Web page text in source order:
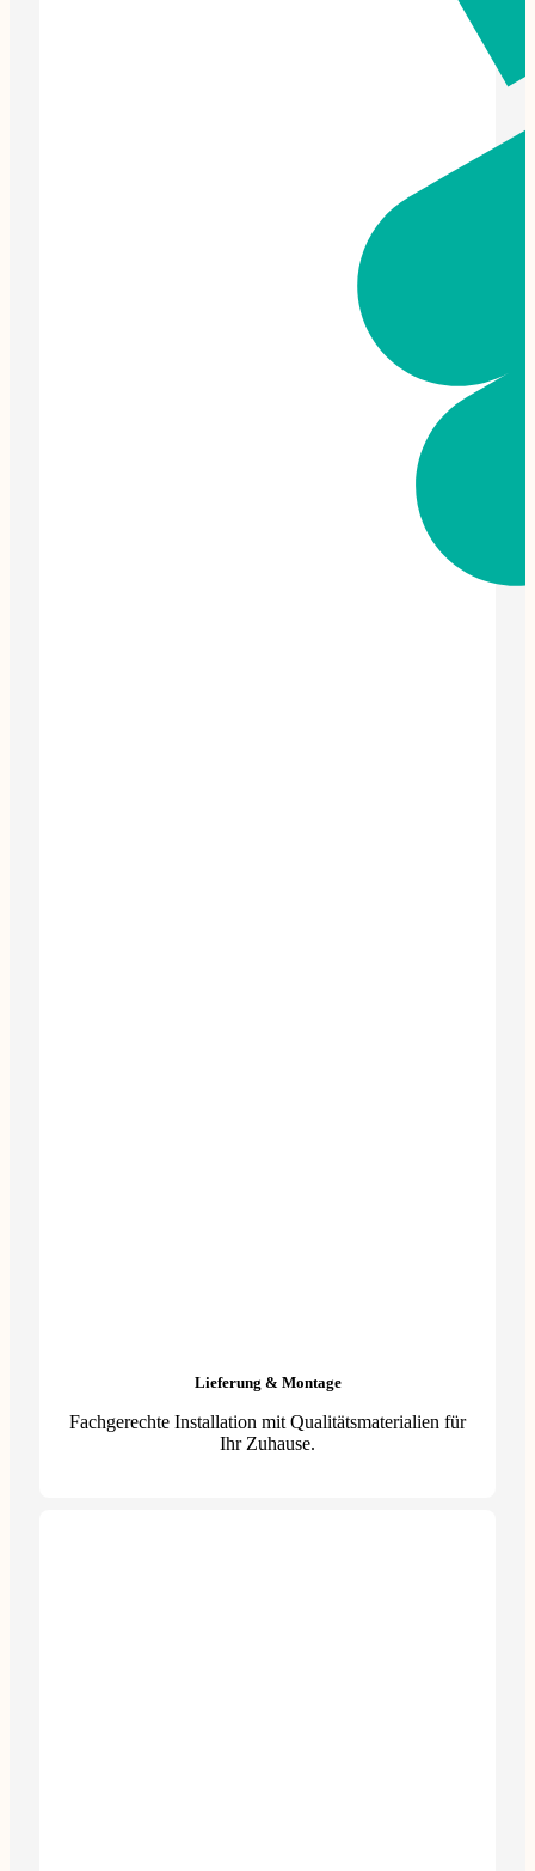
Lieferung & Montage
Fachgerechte Installation mit Qualitätsmaterialien für
Ihr Zuhause.